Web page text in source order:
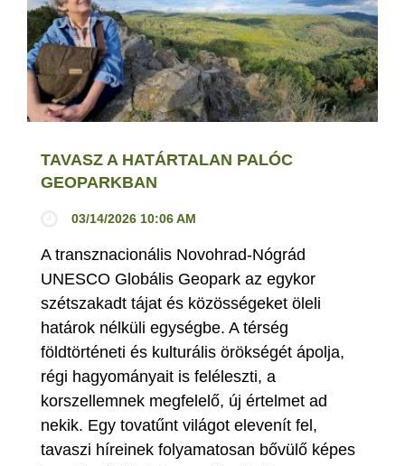
TAVASZ A HATÁRTALAN PALÓC
GEOPARKBAN
03/14/2026 10:06 AM
A transznacionális Novohrad-Nógrád
UNESCO Globális Geopark az egykor
szétszakadt tájat és közösségeket öleli
határok nélküli egységbe. A térség
földtörténeti és kulturális örökségét ápolja,
régi hagyományait is feléleszti, a
korszellemnek megfelelő, új értelmet ad
nekik. Egy tovatűnt világot elevenít fel,
tavaszi híreinek folyamatosan bővülő képes